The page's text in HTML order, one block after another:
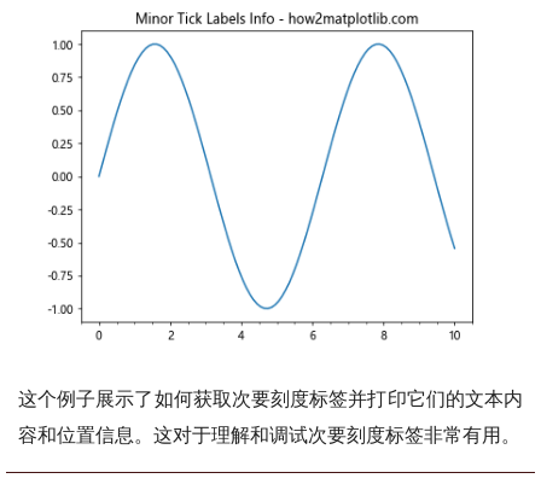
这个例子展示了如何获取次要刻度标签并打印它们的文本内
容和位置信息。这对于理解和调试次要刻度标签非常有用。